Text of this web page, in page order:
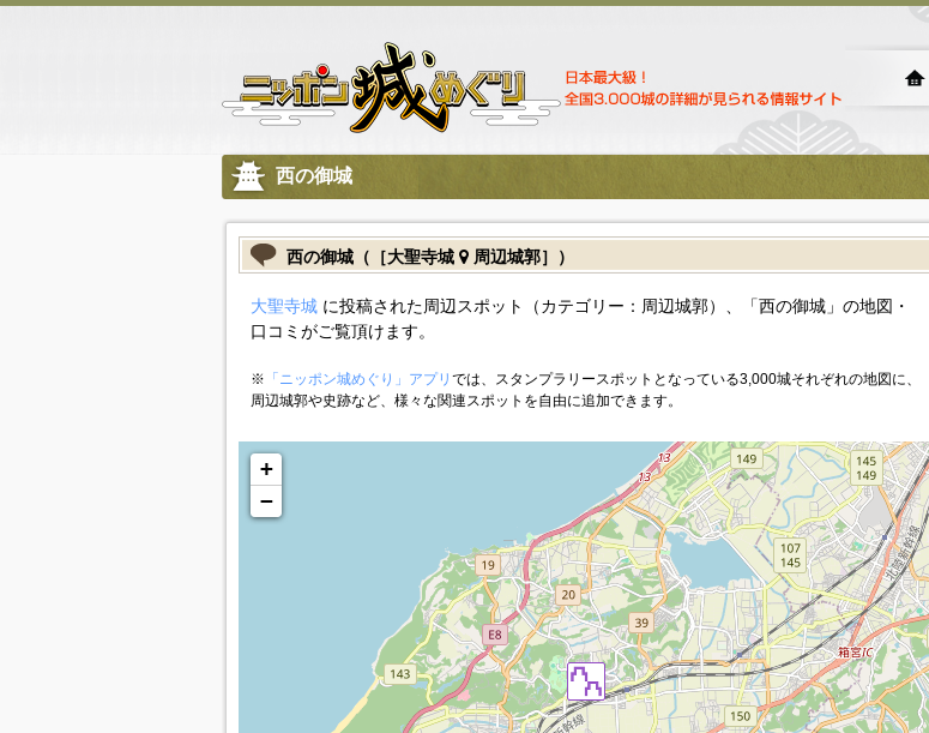
西の御城
西の御城（［大聖寺城 周辺城郭］）
大聖寺城に投稿された周辺スポット（カテゴリー：周辺城郭）、「西の御城」の地図・
口コミがご覧頂けます。
※ 「ニッポン城めぐり」アプリ では、スタンプラリースポットとなっている3,000城それぞれの地図に、
周辺城郭や史跡など、様々な関連スポットを自由に追加できます。
+
−